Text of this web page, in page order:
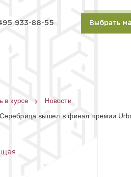
933-88-55 Выбрать
в курсе
Новости
вышел в финал премии